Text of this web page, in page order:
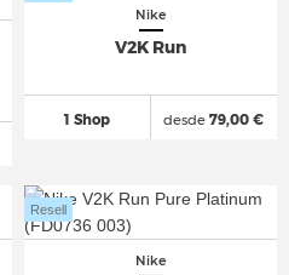
Nike
V2K Run
1 Shop desde 79,00 €
Nike
Resell